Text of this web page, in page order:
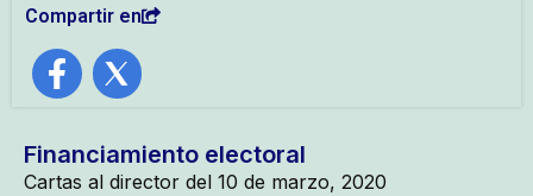
Compartir en
Financiamiento electoral
Cartas al director del 10 de marzo, 2020